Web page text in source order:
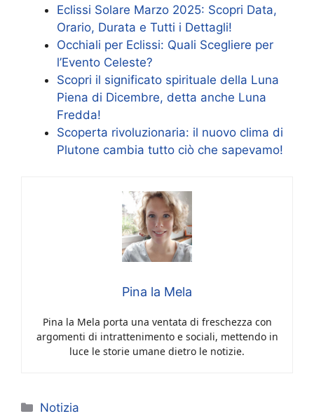
Eclissi Solare Marzo 2025: Scopri Data,
Orario, Durata e Tutti i Dettagli!
Occhiali per Eclissi: Quali Scegliere per
l’Evento Celeste?
Scopri il significato spirituale della Luna
Piena di Dicembre, detta anche Luna
Fredda!
Scoperta rivoluzionaria: il nuovo clima di
Plutone cambia tutto ciò che sapevamo!
Pina la Mela
Pina la Mela porta una ventata di freschezza con
argomenti di intrattenimento e sociali, mettendo in
luce le storie umane dietro le notizie.
Categorie
Notizia